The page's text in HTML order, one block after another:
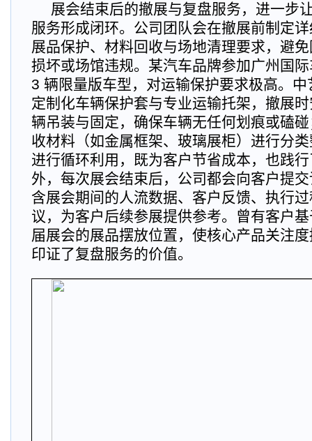
展会结束后的撤展与复盘服务，进一步
服务形成闭环。公司团队会在撤展前制定
展品保护、材料回收与场地清理要求，避
损坏或场馆违规。某汽车品牌参加广州国
3 辆限量版车型，对运输保护要求极高。
定制化车辆保护套与专业运输托架，撤展
辆吊装与固定，确保车辆无任何划痕或磕
收材料（如金属框架、玻璃展柜）进行分
进行循环利用，既为客户节省成本，也践
外，每次展会结束后，公司都会向客户提
含展会期间的人流数据、客户反馈、执行
议，为客户后续参展提供参考。曾有客户
届展会的展品摆放位置，使核心产品关注
印证了复盘服务的价值。